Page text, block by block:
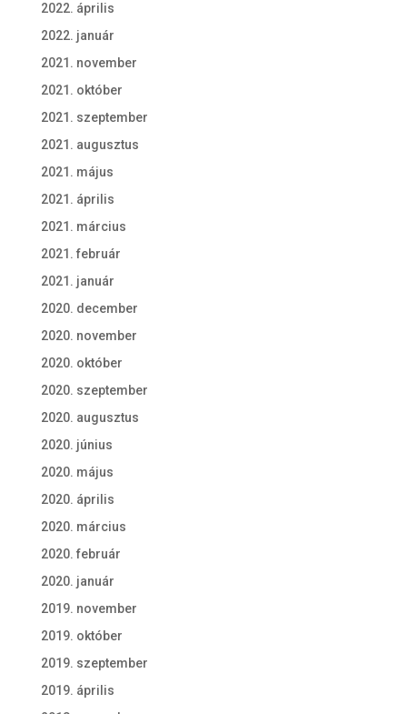
2022. április
2022. január
2021. november
2021. október
2021. szeptember
2021. augusztus
2021. május
2021. április
2021. március
2021. február
2021. január
2020. december
2020. november
2020. október
2020. szeptember
2020. augusztus
2020. június
2020. május
2020. április
2020. március
2020. február
2020. január
2019. november
2019. október
2019. szeptember
2019. április